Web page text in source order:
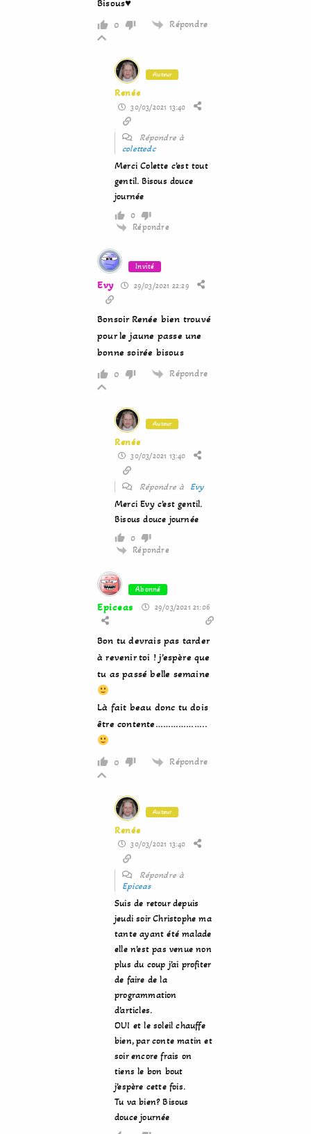
Bisous♥
0 Répondre
Auteur
Renée
30/03/2021 13:40
Répondre à
colettedc
Merci Colette c’est tout
gentil. Bisous douce
journée
0
Répondre
Invité
Evy 29/03/2021 22:29
Bonsoir Renée bien trouvé
pour le jaune passe une
bonne soirée bisous
0 Répondre
Auteur
Renée
30/03/2021 13:40
Répondre à Evy
Merci Evy c’est gentil.
Bisous douce journée
0
Répondre
Abonné
Epiceas 29/03/2021 21:06
Bon tu devrais pas tarder
à revenir toi ! j’espère que
tu as passé belle semaine
Là fait beau donc tu dois
être contente………………..
0 Répondre
Auteur
Renée
30/03/2021 13:40
Répondre à
Epiceas
Suis de retour depuis
jeudi soir Christophe ma
tante ayant été malade
elle n’est pas venue non
plus du coup j’ai profiter
de faire de la
programmation
d’articles.
OUI et le soleil chauffe
bien, par conte matin et
soir encore frais on
tiens le bon bout
j’espère cette fois.
Tu va bien? Bisous
douce journée